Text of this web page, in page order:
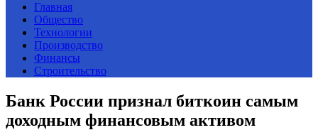
Главная
Общество
Технологии
Производство
Финансы
Строительство
Банк России признал биткоин самым
доходным финансовым активом